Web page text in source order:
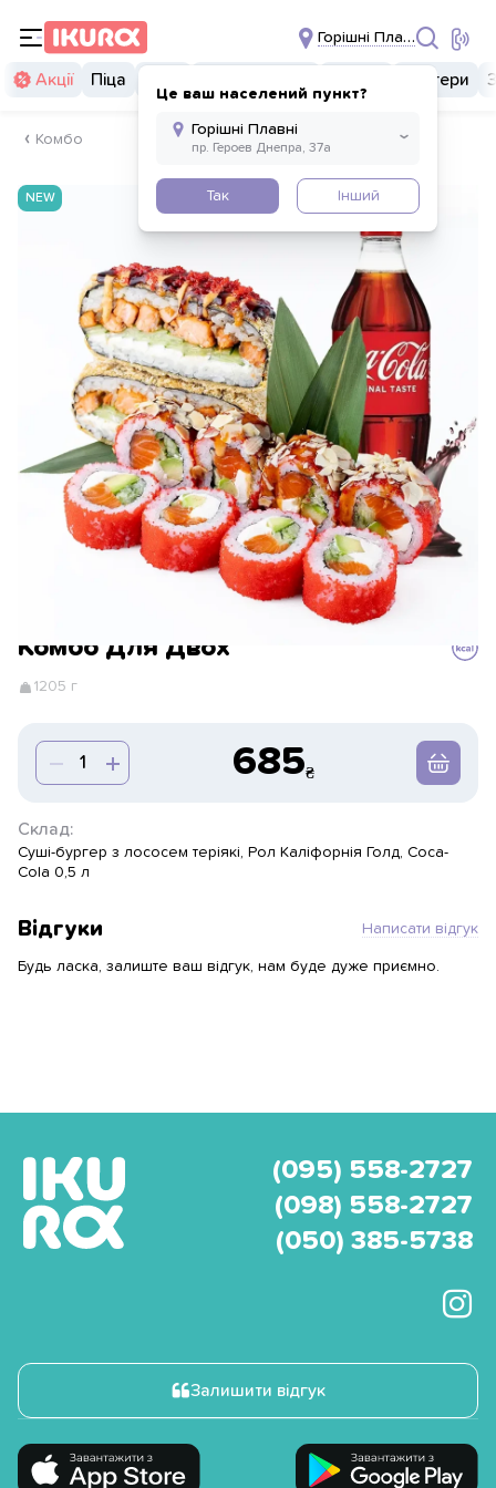
Горішні Плавні
Це ваш населений пункт?
Так Інший
Акції Піца Бургери
Комбо
NEW
Комбо Для Двох
1205 г
685
Склад:
Суші-бургер з лососем теріякі, Рол Каліфорнія Голд, Coca-
Cola 0,5 л
Відгуки Написати відгук
Будь ласка, залиште ваш відгук, нам буде дуже приємно.
(095) 558-2727
(098) 558-2727
(050) 385-5738
Залишити відгук